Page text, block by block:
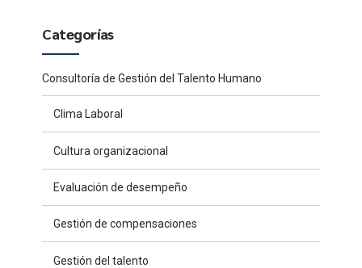
Categorías
Consultoría de Gestión del Talento Humano
Clima Laboral
Cultura organizacional
Evaluación de desempeño
Gestión de compensaciones
Gestión del talento